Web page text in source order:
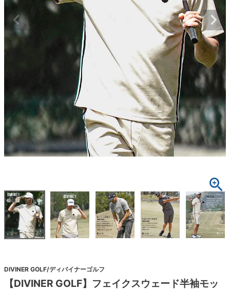
DIVINER GOLF/ディバイナーゴルフ
【DIVINER GOLF】フェイクスウェード半袖モッ